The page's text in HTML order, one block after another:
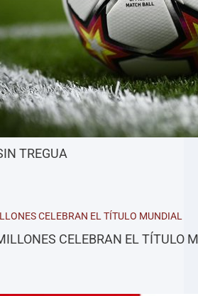
TREGUA
CELEBRAN EL TÍTULO